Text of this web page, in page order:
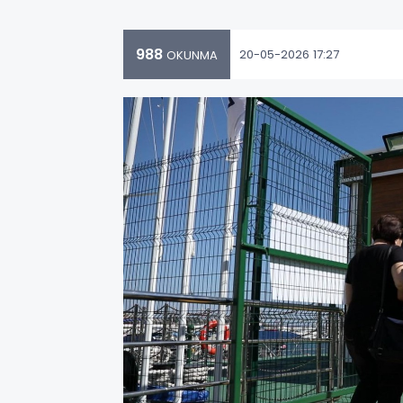
988 OKUNMA 20-05-2026 17:27